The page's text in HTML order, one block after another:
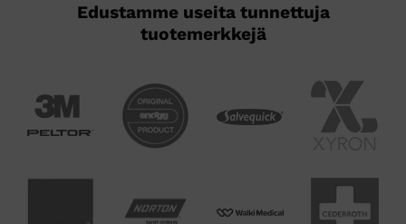
Edustamme useita tunnettuja
tuotemerkkejä